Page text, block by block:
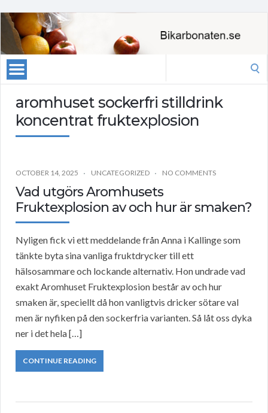
aromhuset sockerfri stilldrink
koncentrat fruktexplosion
OCTOBER 14, 2025 UNCATEGORIZED NO COMMENTS
Vad utgörs Aromhusets
Fruktexplosion av och hur är smaken?
Nyligen fick vi ett meddelande från Anna i Kallinge som
tänkte byta sina vanliga fruktdrycker till ett
hälsosammare och lockande alternativ. Hon undrade vad
exakt Aromhuset Fruktexplosion består av och hur
smaken är, speciellt då hon vanligtvis dricker sötare val
men är nyfiken på den sockerfria varianten. Så låt oss dyka
ner i det hela […]
CONTINUE READING